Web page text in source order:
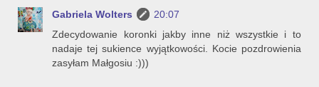
Gabriela Wolters
20:07
Zdecydowanie koronki jakby inne niż wszystkie i to
nadaje tej sukience wyjątkowości. Kocie pozdrowienia
zasyłam Małgosiu :)))